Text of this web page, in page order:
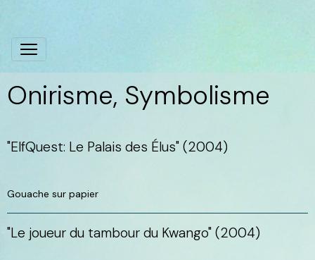
Onirisme, Symbolisme
"ElfQuest: Le Palais des Élus" (2004)
Gouache sur papier
"Le joueur du tambour du Kwango" (2004)